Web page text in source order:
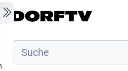
Skip to main content